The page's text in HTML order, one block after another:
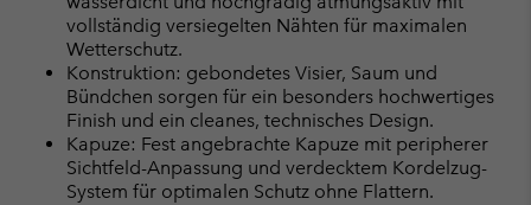
vollständig versiegelten Nähten für maximalen
Wetterschutz.
Konstruktion: gebondetes Visier, Saum und
Bündchen sorgen für ein besonders hochwertiges
Finish und ein cleanes, technisches Design.
Kapuze: Fest angebrachte Kapuze mit peripherer
Sichtfeld-Anpassung und verdecktem Kordelzug-
System für optimalen Schutz ohne Flattern.